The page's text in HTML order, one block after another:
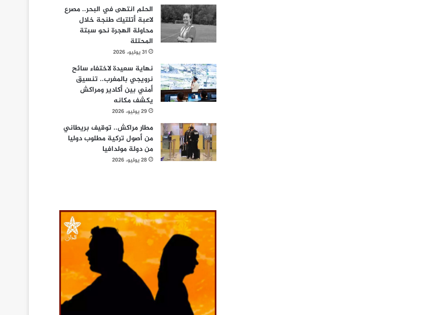
الحلم انتهى في البحر.. مصرع
لاعبة أتلتيك طنجة خلال
محاولة الهجرة نحو سبتة
المحتلة
31 يوليو، 2026
نهاية سعيدة لاختفاء سائح
نرويجي بالمغرب.. تنسيق
أمني بين أكادير ومراكش
يكشف مكانه
29 يوليو، 2026
مطار مراكش.. توقيف بريطاني
من أصول تركية مطلوب دوليا
من دولة مولدافيا
28 يوليو، 2026